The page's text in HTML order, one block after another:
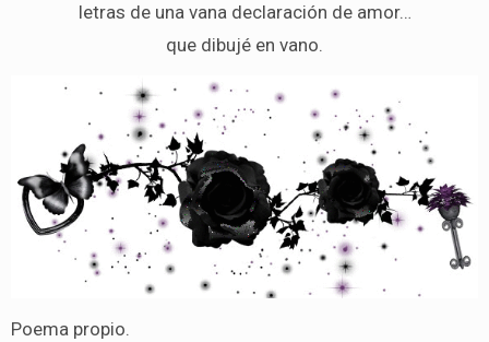
letras de una vana declaración de amor…
que dibujé en vano.
Poema propio.